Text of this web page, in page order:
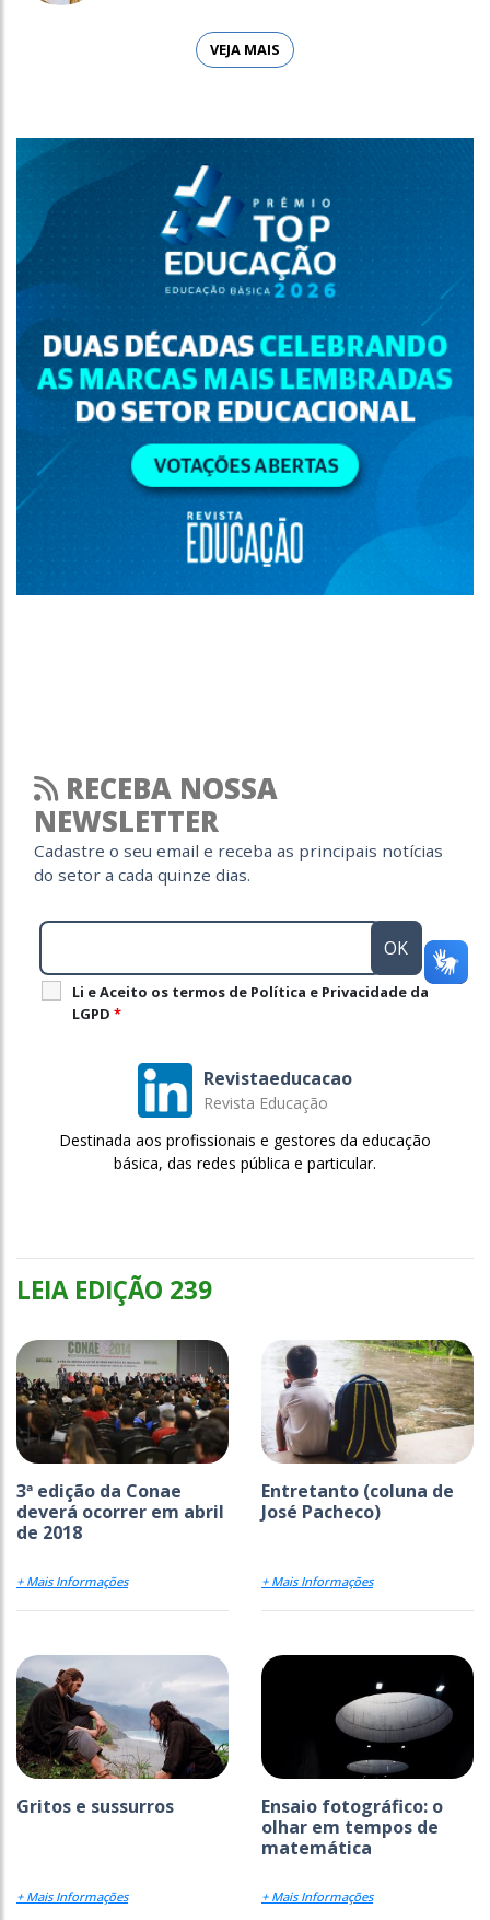
VEJA MAIS
RECEBA NOSSA
NEWSLETTER
Cadastre o seu email e receba as principais notícias
do setor a cada quinze dias.
Li e Aceito os termos de Política e Privacidade da
LGPD *
Revistaeducacao
Revista Educação
Destinada aos profissionais e gestores da educação
básica, das redes pública e particular.
LEIA EDIÇÃO 239
3ª edição da Conae
deverá ocorrer em abril
de 2018
+ Mais Informações
Entretanto (coluna de
José Pacheco)
+ Mais Informações
Gritos e sussurros
+ Mais Informações
Ensaio fotográfico: o
olhar em tempos de
matemática
+ Mais Informações